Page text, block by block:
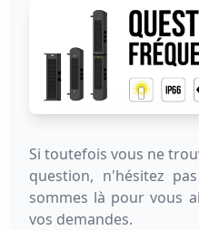
Si toutefois vous ne
question, n'hésitez
sommes là pour vous
vos demandes.